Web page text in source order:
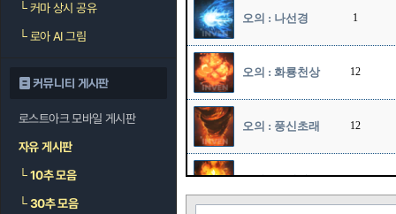
└커마 상시 공유
└로아 AI 그림
커뮤니티 게시판
로스트아크 모바일 게시판
자유 게시판
└10추 모음
└30추 모음
오의 : 나선경 1
오의 : 화룡천상 12
오의 : 풍신초래 12
오의 : 폭쇄진 12